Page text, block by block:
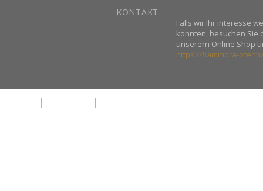
KONTAKT
Falls wir Ihr interesse
konnten, besuchen Sie
unserern Online Shop
https://flammora-